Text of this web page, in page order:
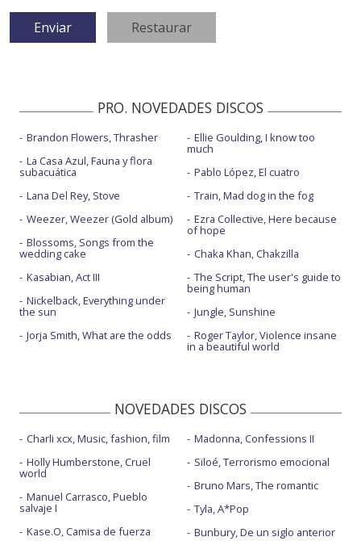
PRO. NOVEDADES DISCOS
Brandon Flowers, Thrasher
La Casa Azul, Fauna y flora
subacuática
Lana Del Rey, Stove
Weezer, Weezer (Gold album)
Blossoms, Songs from the
wedding cake
Kasabian, Act III
Nickelback, Everything under
the sun
Jorja Smith, What are the odds
Ellie Goulding, I know too
much
Pablo López, El cuatro
Train, Mad dog in the fog
Ezra Collective, Here because
of hope
Chaka Khan, Chakzilla
The Script, The user's guide to
being human
Jungle, Sunshine
Roger Taylor, Violence insane
in a beautiful world
NOVEDADES DISCOS
Charli xcx, Music, fashion, film
Holly Humberstone, Cruel
world
Manuel Carrasco, Pueblo
salvaje I
Kase.O, Camisa de fuerza
Madonna, Confessions II
Siloé, Terrorismo emocional
Bruno Mars, The romantic
Tyla, A*Pop
Bunbury, De un siglo anterior